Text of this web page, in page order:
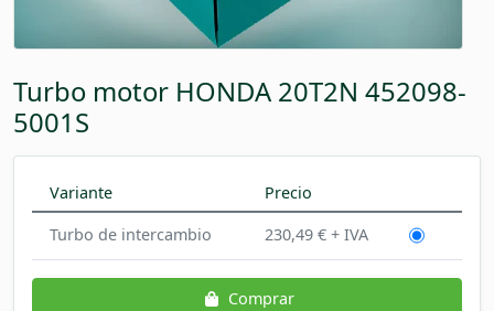
Turbo motor HONDA 20T2N 452098-
5001S
Variante
Precio
Turbo de intercambio
230,49 € + IVA
Comprar